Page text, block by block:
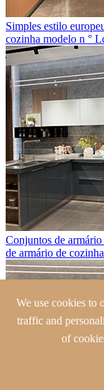
Simples estilo
cozinha modelo n °
Conjuntos de
de armário de
We use cookies to
traffic and
of